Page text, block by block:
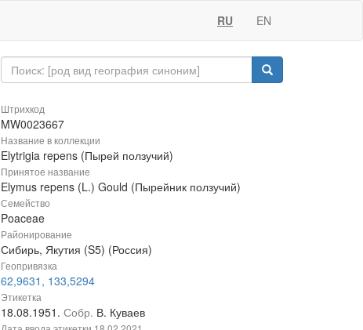
RU EN
Штрихкод
MW0023667
Название в коллекции
Elytrigia repens (Пырей ползучий)
Принятое название
Elymus repens (L.) Gould (Пырейник ползучий)
Семейство
Poaceae
Районирование
Сибирь, Якутия (S5) (Россия)
Геопривязка
62,9631, 133,5294
Этикетка
18.08.1951. Собр. В. Куваев